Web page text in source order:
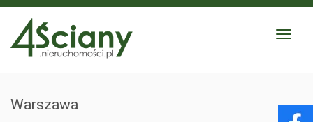
Toggle
Warszawa